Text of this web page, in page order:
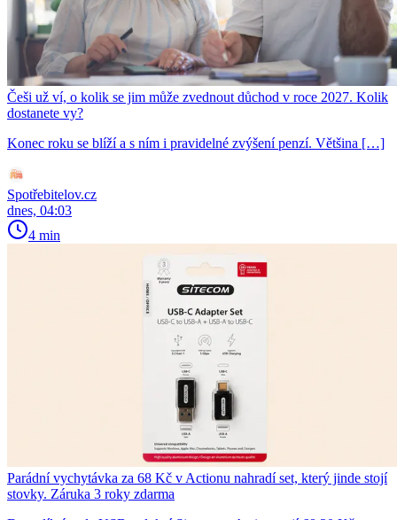
Češi už ví, o kolik se jim může zvednout důchod v roce 2027. Kolik
dostanete vy?
Konec roku se blíží a s ním i pravidelné zvýšení penzí. Většina […]
Spotřebitelov.cz
dnes, 04:03
4 min
Parádní vychytávka za 68 Kč v Actionu nahradí set, který jinde stojí
stovky. Záruka 3 roky zdarma